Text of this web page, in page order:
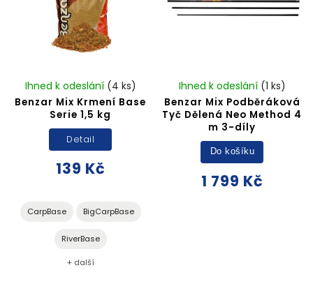
Benzar Mix Krmení Base
Serie 1,5 kg
Ihned k odeslání (4 ks)
139 Kč
Detail
CarpBase BigCarpBase
RiverBase
+ další
Benzar Mix Podběráková
Tyč Dělená Neo Method 4
m 3-díly
Ihned k odeslání (1 ks)
1 799 Kč
Do košíku